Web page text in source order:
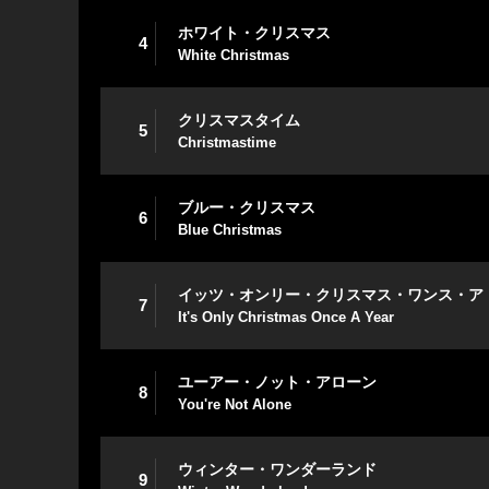
4
ホワイト・クリスマス
White Christmas
5
クリスマスタイム
Christmastime
6
ブルー・クリスマス
Blue Christmas
7
イッツ・オンリー・クリスマス・ワンス・ア
It's Only Christmas Once A Year
8
ユーアー・ノット・アローン
You're Not Alone
9
ウィンター・ワンダーランド